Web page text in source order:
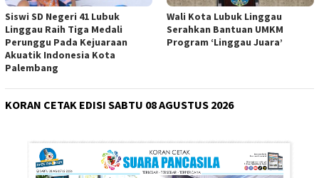
Siswi SD Negeri 41 Lubuk
Linggau Raih Tiga Medali
Perunggu Pada Kejuaraan
Akuatik Indonesia Kota
Palembang
Wali Kota Lubuk Linggau
Serahkan Bantuan UMKM
Program ‘Linggau Juara’
KORAN CETAK EDISI SABTU 08 AGUSTUS 2026